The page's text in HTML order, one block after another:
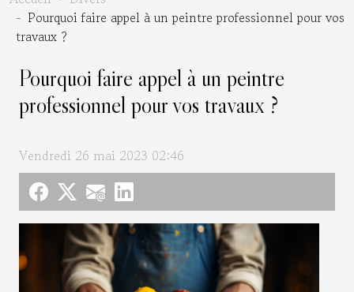
Pourquoi faire appel à un peintre professionnel pour vos
travaux ?
Pourquoi faire appel à un peintre
professionnel pour vos travaux ?
Vendredi 26 mai 2023 02:46